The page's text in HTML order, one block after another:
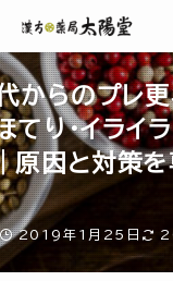
からのプレ更
てり・イライ
原因と対策
2019年1月25日